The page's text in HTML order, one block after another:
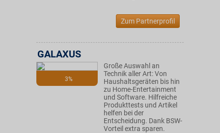
Zum Partnerprofil
3%
GALAXUS
Große Auswahl an
Technik aller Art: Von
Haushaltsgeräten bis hin
zu Home-Entertainment
und Software. Hilfreiche
Produkttests und Artikel
helfen bei der
Entscheidung. Dank BSW-
Vorteil extra sparen.